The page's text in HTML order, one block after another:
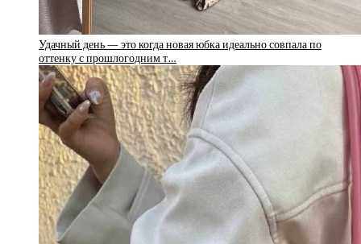
Удачный день — это когда новая юбка идеально совпала по
оттенку с прошлогодним т…